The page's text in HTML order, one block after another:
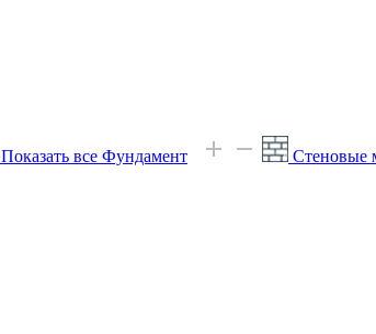
Показать все Фундамент Стеновые